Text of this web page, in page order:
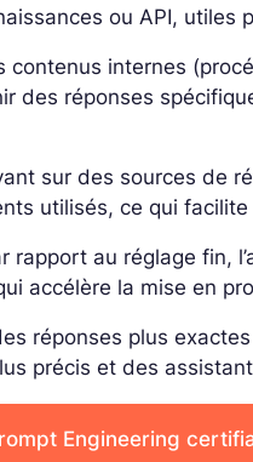
ou API, utiles
contenus internes
des réponses
sur des sources de
utilisés, ce qui
rapport au réglage fin,
accélère la mise en
réponses plus
précis et des
Engineering